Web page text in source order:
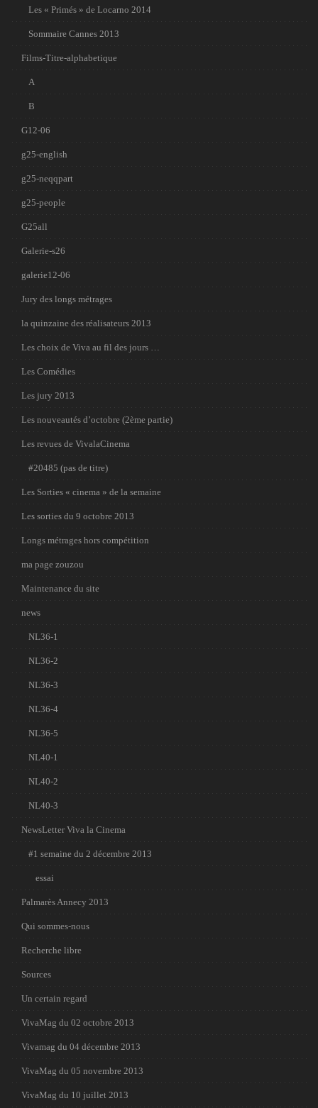
Les « Primés » de Locarno 2014
Sommaire Cannes 2013
Films-Titre-alphabetique
A
B
G12-06
g25-english
g25-neqqpart
g25-people
G25all
Galerie-s26
galerie12-06
Jury des longs métrages
la quinzaine des réalisateurs 2013
Les choix de Viva au fil des jours …
Les Comédies
Les jury 2013
Les nouveautés d’octobre (2ème partie)
Les revues de VivalaCinema
#20485 (pas de titre)
Les Sorties « cinema » de la semaine
Les sorties du 9 octobre 2013
Longs métrages hors compétition
ma page zouzou
Maintenance du site
news
NL36-1
NL36-2
NL36-3
NL36-4
NL36-5
NL40-1
NL40-2
NL40-3
NewsLetter Viva la Cinema
#1 semaine du 2 décembre 2013
essai
Palmarès Annecy 2013
Qui sommes-nous
Recherche libre
Sources
Un certain regard
VivaMag du 02 octobre 2013
Vivamag du 04 décembre 2013
VivaMag du 05 novembre 2013
VivaMag du 10 juillet 2013